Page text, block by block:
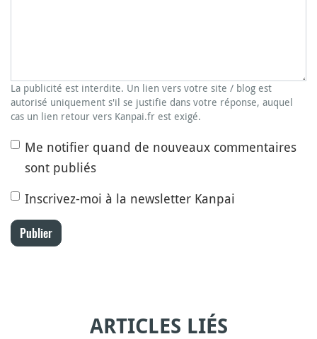
La publicité est interdite. Un lien vers votre site / blog est
autorisé uniquement s'il se justifie dans votre réponse, auquel
cas un lien retour vers Kanpai.fr est exigé.
Me notifier quand de nouveaux commentaires
sont publiés
Inscrivez-moi à la newsletter Kanpai
Publier
ARTICLES LIÉS